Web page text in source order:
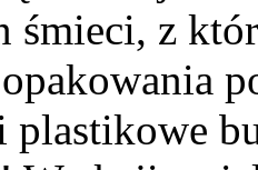
śmieci, z
plastikowe